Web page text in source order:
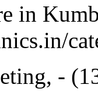
in
, -